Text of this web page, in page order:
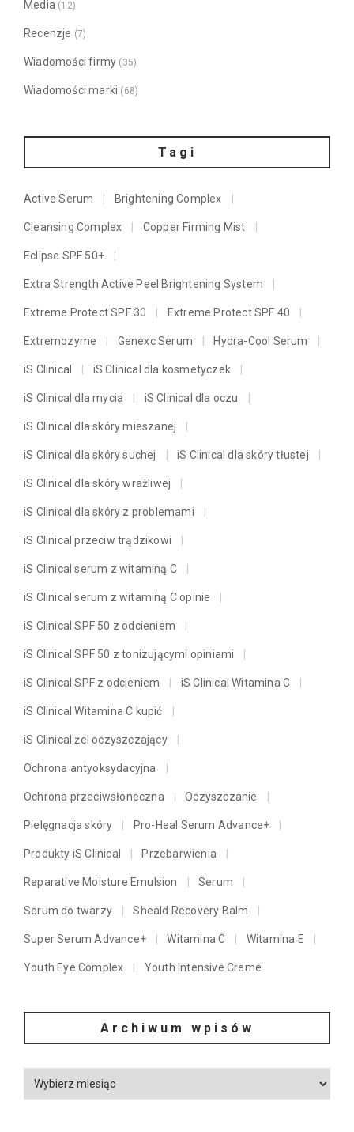
Media (12)
Recenzje (7)
Wiadomości firmy (35)
Wiadomości marki (68)
Tagi
Active Serum Brightening Complex
Cleansing Complex Copper Firming Mist
Eclipse SPF 50+
Extra Strength Active Peel Brightening System
Extreme Protect SPF 30 Extreme Protect SPF 40
Extremozyme Genexc Serum Hydra-Cool Serum
iS Clinical iS Clinical dla kosmetyczek
iS Clinical dla mycia iS Clinical dla oczu
iS Clinical dla skóry mieszanej
iS Clinical dla skóry suchej iS Clinical dla skóry tłustej
iS Clinical dla skóry wrażliwej
iS Clinical dla skóry z problemami
iS Clinical przeciw trądzikowi
iS Clinical serum z witaminą C
iS Clinical serum z witaminą C opinie
iS Clinical SPF 50 z odcieniem
iS Clinical SPF 50 z tonizującymi opiniami
iS Clinical SPF z odcieniem iS Clinical Witamina C
iS Clinical Witamina C kupić
iS Clinical żel oczyszczający
Ochrona antyoksydacyjna
Ochrona przeciwsłoneczna Oczyszczanie
Pielęgnacja skóry Pro-Heal Serum Advance+
Produkty iS Clinical Przebarwienia
Reparative Moisture Emulsion Serum
Serum do twarzy Sheald Recovery Balm
Super Serum Advance+ Witamina C Witamina E
Youth Eye Complex Youth Intensive Creme
Archiwum wpisów